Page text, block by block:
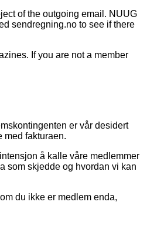
of the outgoing email. NUUG
sendregning.no to see if there
If you are not a member
er vår desidert
med fakturaen.
å kalle våre medlemmer
som skjedde og hvordan vi kan
du ikke er medlem enda,